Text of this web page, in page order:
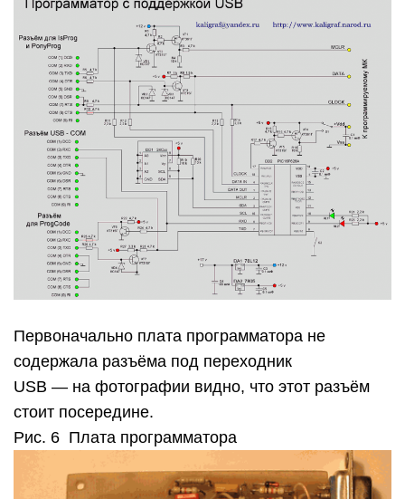
Первоначально плата программатора не
содержала разъёма под переходник
USB — на фотографии видно, что этот разъём
стоит посередине.
Рис. 6 Плата программатора